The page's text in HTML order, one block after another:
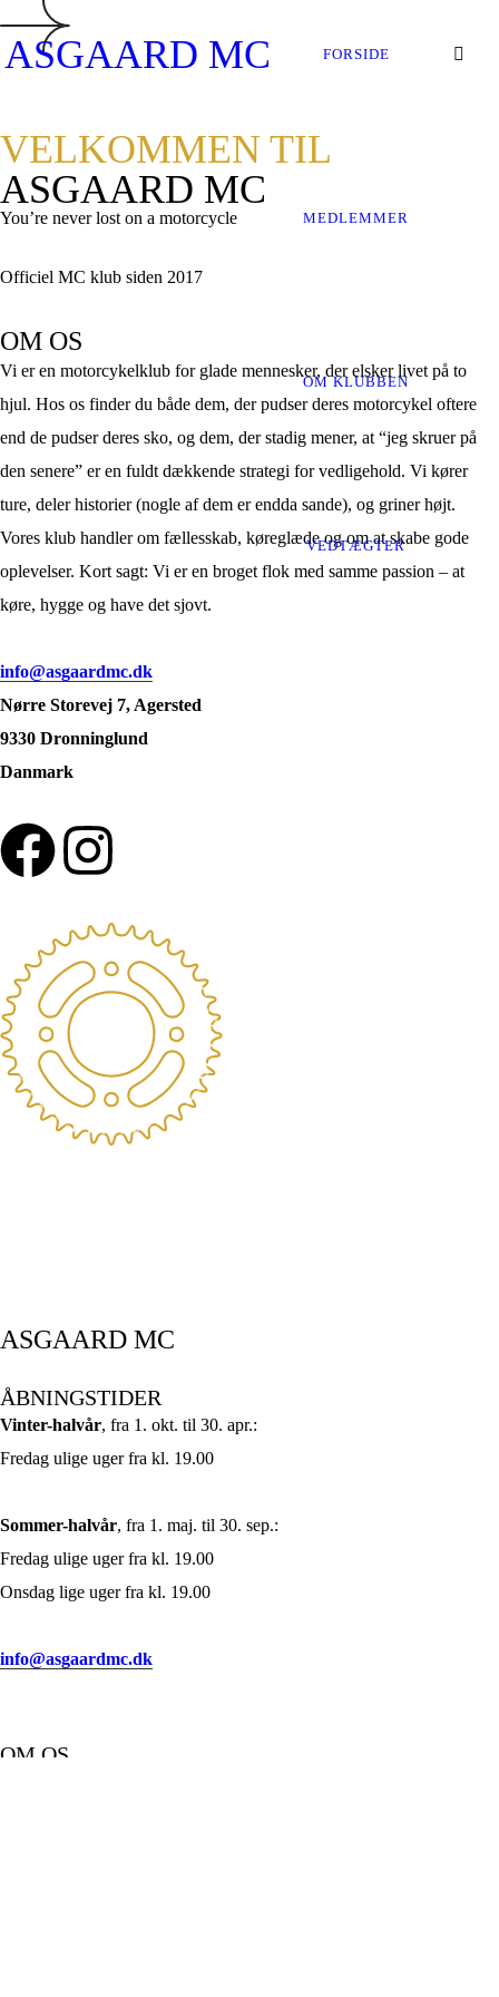
ASGAARD MC FORSIDE
MEDLEMMER
OM KLUBBEN
VEDTÆGTER
VELKOMMEN TIL
ASGAARD MC
You’re never lost on a motorcycle
Officiel MC klub siden 2017
OM OS
Vi er en motorcykelklub for glade mennesker, der elsker livet på to
hjul. Hos os finder du både dem, der pudser deres motorcykel oftere
end de pudser deres sko, og dem, der stadig mener, at “jeg skruer på
den senere” er en fuldt dækkende strategi for vedligehold. Vi kører
ture, deler historier (nogle af dem er endda sande), og griner højt.
Vores klub handler om fællesskab, køreglæde og om at skabe gode
oplevelser. Kort sagt: Vi er en broget flok med samme passion – at
køre, hygge og have det sjovt.
info@asgaardmc.dk
Nørre Storevej 7, Agersted
9330 Dronninglund
Danmark
Stiftet 2017 - Asgaard Forever
ASGAARD MC
ÅBNINGSTIDER
Vinter-halvår, fra 1. okt. til 30. apr.:
Fredag ulige uger fra kl. 19.00
Sommer-halvår, fra 1. maj. til 30. sep.:
Fredag ulige uger fra kl. 19.00
Onsdag lige uger fra kl. 19.00
info@asgaardmc.dk
OM OS